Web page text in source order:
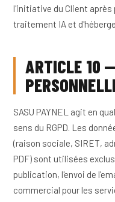
l'initiative du Client
traitement IA et
ARTICLE 10
SASU PAYNEL agit en
sens du RGPD. Les
(raison sociale, SIRET,
PDF) sont utilisées
publication, l'envoi de
commercial pour les